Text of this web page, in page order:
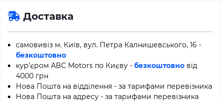
Доставка
самовивіз м. Київ, вул. Петра Калнишевського, 16 -
безкоштовно
кур’єром ABC Motors по Києву - безкоштовно від
4000 грн
Нова Пошта на відділення - за тарифами перевізника
Нова Пошта на адресу - за тарифами перевізника